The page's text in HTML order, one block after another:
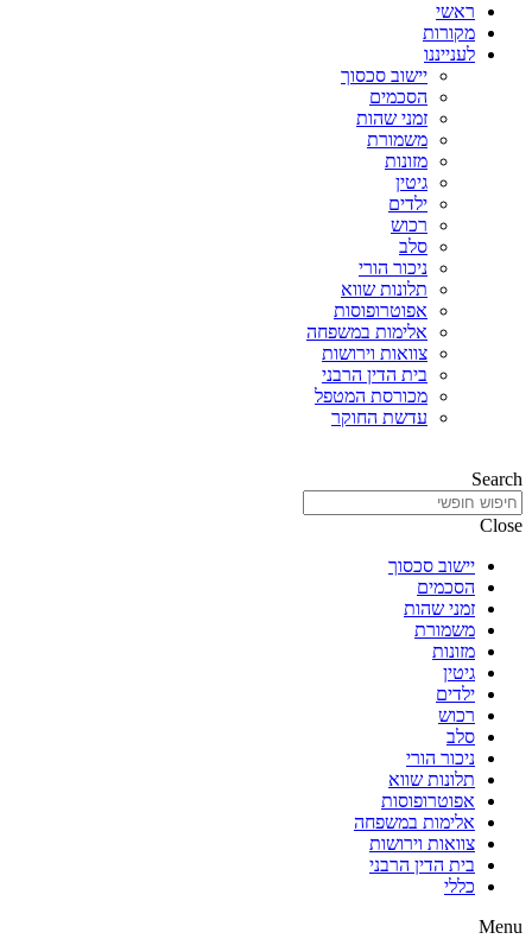
ראשי
מקורות
לענייננו
יישוב סכסוך
הסכמים
זמני שהות
משמורת
מזונות
גיטין
ילדים
רכוש
סלב
ניכור הורי
תלונות שווא
אפוטרופוסות
אלימות במשפחה
צוואות וירושות
בית הדין הרבני
מכורסת המטפל
עדשת החוקר
Search
Close
יישוב סכסוך
הסכמים
זמני שהות
משמורת
מזונות
גיטין
ילדים
רכוש
סלב
ניכור הורי
תלונות שווא
אפוטרופוסות
אלימות במשפחה
צוואות וירושות
בית הדין הרבני
כללי
Menu